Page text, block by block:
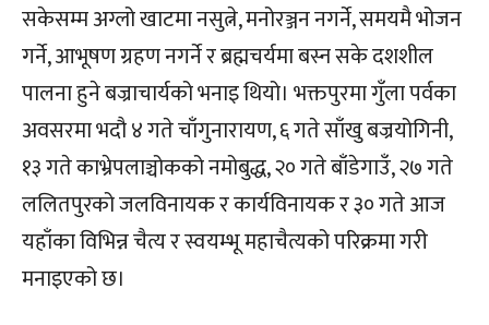
सकेसम्म अग्लो खाटमा नसुत्ने, मनोरञ्जन नगर्ने, समयमै भोजन
गर्ने, आभूषण ग्रहण नगर्ने र ब्रह्मचर्यमा बस्न सके दशशील
पालना हुने बज्राचार्यको भनाइ थियो। भक्तपुरमा गुँला पर्वका
अवसरमा भदौ ४ गते चाँगुनारायण, ६ गते साँखु बज्रयोगिनी,
१३ गते काभ्रेपलाञ्चोकको नमोबुद्ध, २० गते बाँडेगाउँ, २७ गते
ललितपुरको जलविनायक र कार्यविनायक र ३० गते आज
यहाँका विभिन्न चैत्य र स्वयम्भू महाचैत्यको परिक्रमा गरी
मनाइएको छ।